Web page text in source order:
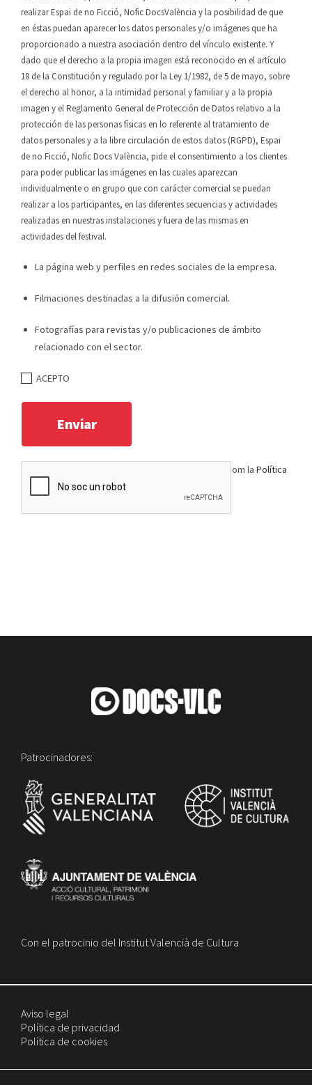
realizar Espai de no Ficció, Nofic DocsValència y la posibilidad de que
en éstas puedan aparecer los datos personales y/o imágenes que ha
proporcionado a nuestra asociación dentro del vínculo existente. Y
dado que el derecho a la propia imagen está reconocido en el artículo
18 de la Constitución y regulado por la Ley 1/1982, de 5 de mayo, sobre
el derecho al honor, a la intimidad personal y familiar y a la propia
imagen y el Reglamento General de Protección de Datos relativo a la
protección de las personas físicas en lo referente al tratamiento de
datos personales y a la libre circulación de estos datos (RGPD), Espai
de no Ficció, Nofic Docs València, pide el consentimiento a los clientes
para poder publicar las imágenes en las cuales aparezcan
individualmente o en grupo que con carácter comercial se puedan
realizar a los participantes, en las diferentes secuencias y actividades
realizadas en nuestras instalaciones y fuera de las mismas en
actividades del festival.
La página web y perfiles en redes sociales de la empresa.
Filmaciones destinadas a la difusión comercial.
Fotografías para revistas y/o publicaciones de ámbito
relacionado con el sector.
ACEPTO
Aquesta web està protegida per reCAPTCHA, així com la Política
de privacitati elsTermes de servei
Patrocinadores:
Con el patrocinio del Institut Valencià de Cultura
Aviso legal
Política de privacidad
Política de cookies